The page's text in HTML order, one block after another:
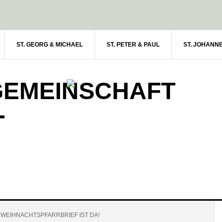
ST. GEORG & MICHAEL ST. PETER & PAUL ST.
IST DA!